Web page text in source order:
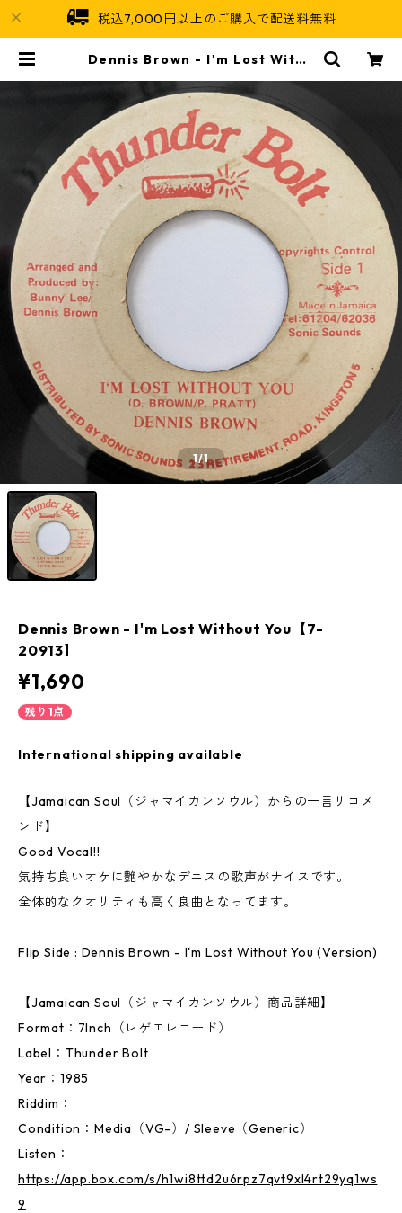
税込7,000円以上のご購入で配送料無料
Dennis Brown - I'm Lost Witho
Soul
1/1
Dennis Brown - I'm Lost Without You【7-
20913】
¥1,690
残り1点
International shipping available
【Jamaican Soul（ジャマイカンソウル）からの一言リコメ
ンド】
Good Vocal!!
気持ち良いオケに艶やかなデニスの歌声がナイスです。
全体的なクオリティも高く良曲となってます。
Flip Side : Dennis Brown - I'm Lost Without You (Version)
【Jamaican Soul（ジャマイカンソウル）商品詳細】
Format：7Inch（レゲエレコード）
Label：Thunder Bolt
Year：1985
Riddim：
Condition：Media（VG-）/ Sleeve（Generic）
Listen：
https://app.box.com/s/h1wi8ttd2u6rpz7qvt9xl4rt29yq1ws
9